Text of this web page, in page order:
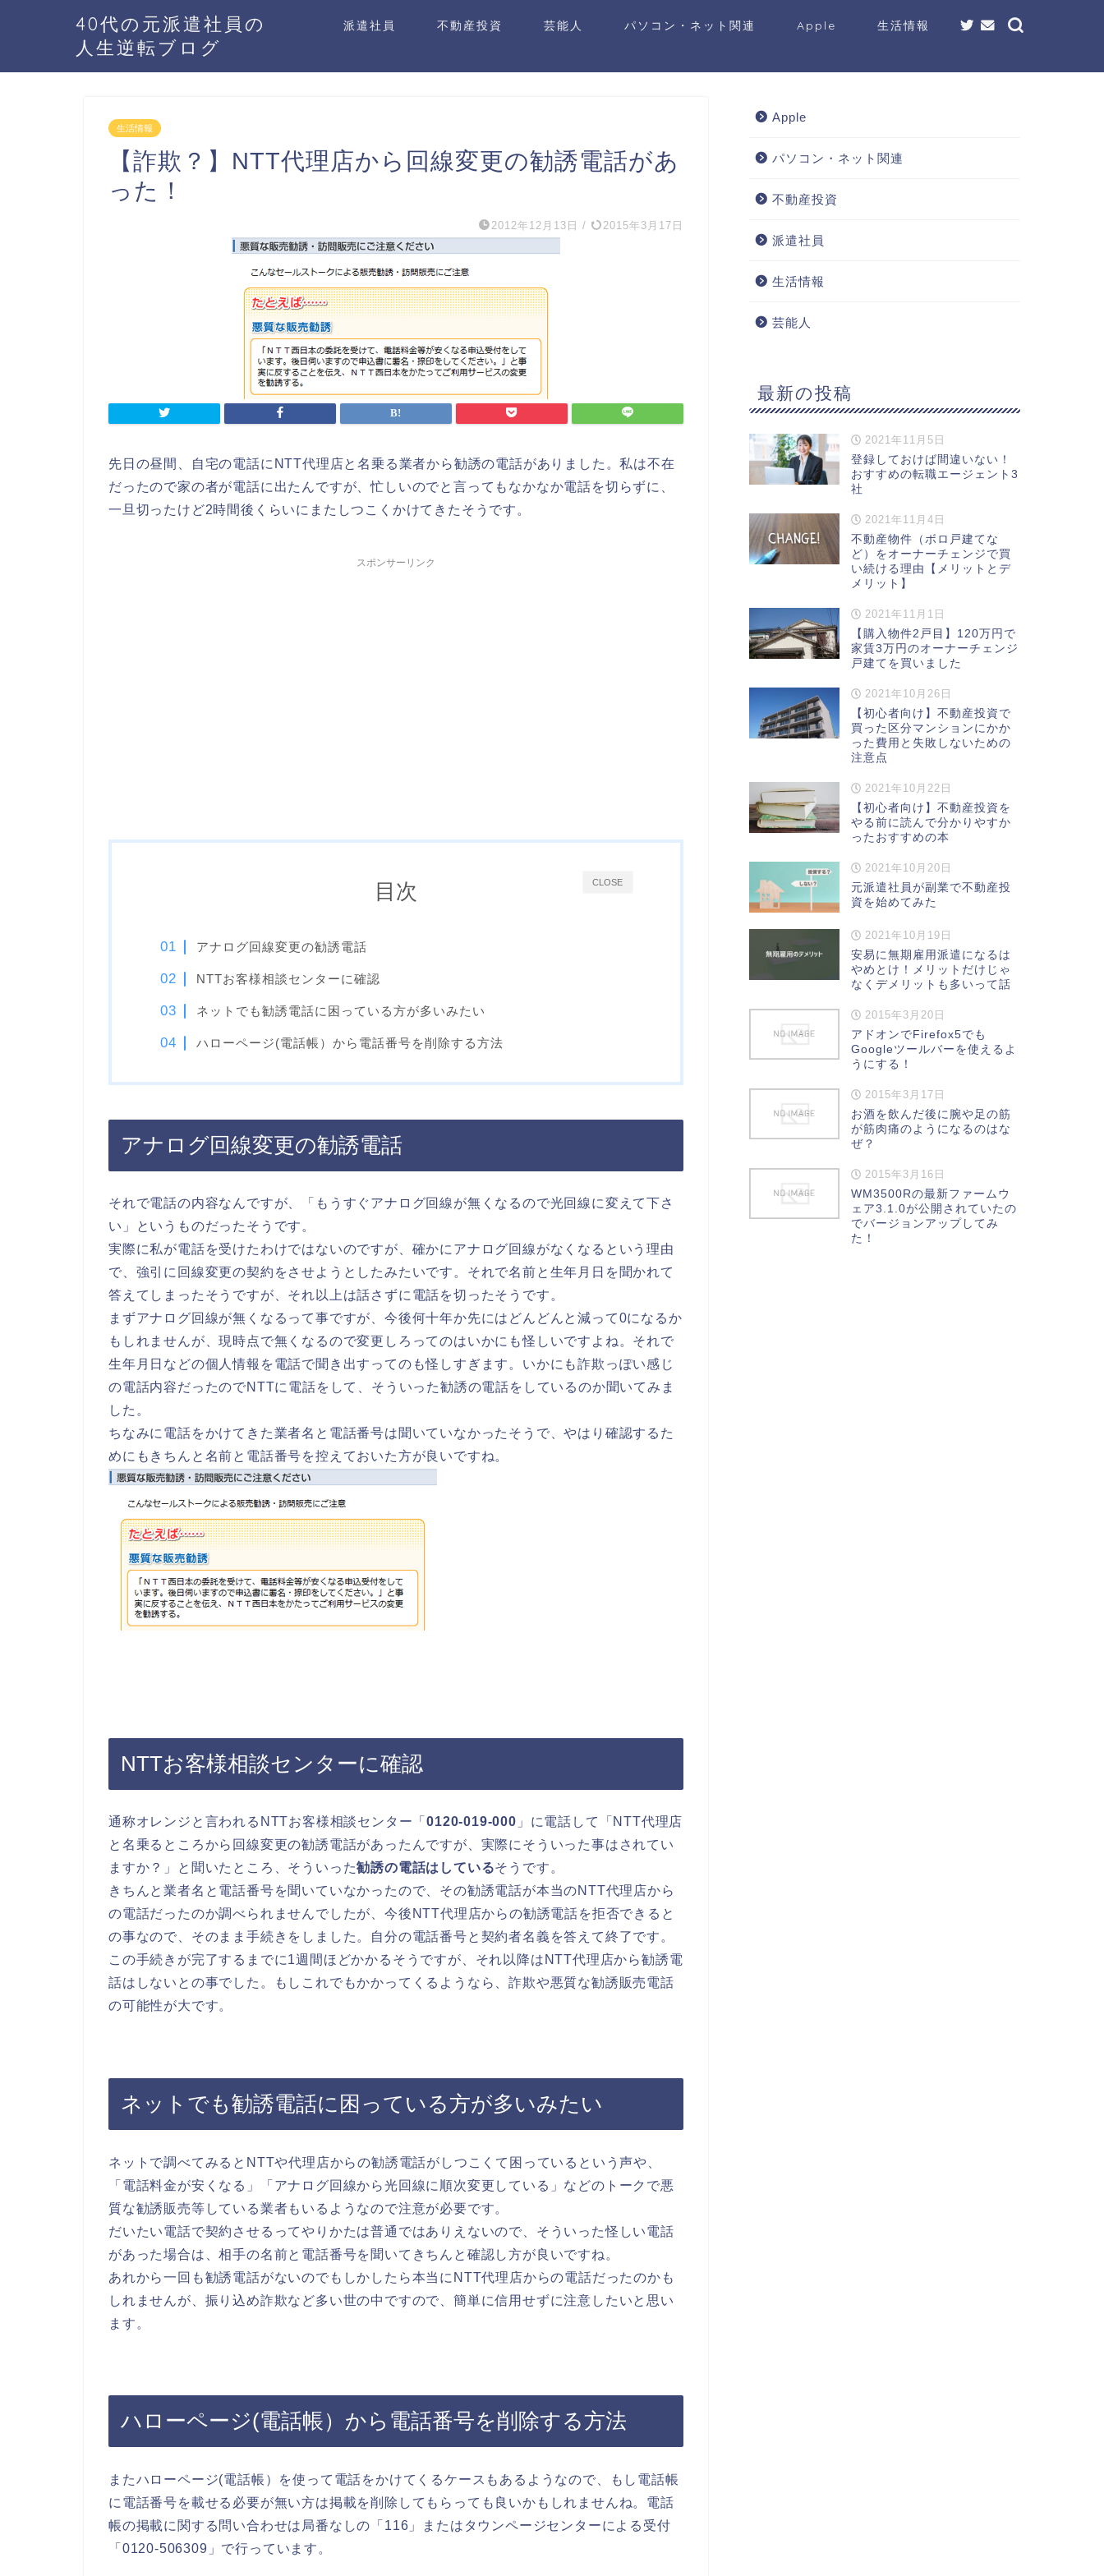
40代の元派遣社員の
人生逆転ブログ
派遣社員 不動産投資 芸能人 パソコン・ネット関連 Apple 生活情報
生活情報
【詐欺？】NTT代理店から回線変更の勧誘電話があ
った！
2012年12月13日 / 2015年3月17日
先日の昼間、自宅の電話にNTT代理店と名乗る業者から勧誘の電話がありました。私は不在
だったので家の者が電話に出たんですが、忙しいのでと言ってもなかなか電話を切らずに、
一旦切ったけど2時間後くらいにまたしつこくかけてきたそうです。
スポンサーリンク
CLOSE
目次
アナログ回線変更の勧誘電話
NTTお客様相談センターに確認
ネットでも勧誘電話に困っている方が多いみたい
ハローページ(電話帳）から電話番号を削除する方法
アナログ回線変更の勧誘電話
それで電話の内容なんですが、「もうすぐアナログ回線が無くなるので光回線に変えて下さ
い」というものだったそうです。
実際に私が電話を受けたわけではないのですが、確かにアナログ回線がなくなるという理由
で、強引に回線変更の契約をさせようとしたみたいです。それで名前と生年月日を聞かれて
答えてしまったそうですが、それ以上は話さずに電話を切ったそうです。
まずアナログ回線が無くなるって事ですが、今後何十年か先にはどんどんと減って0になるか
もしれませんが、現時点で無くなるので変更しろってのはいかにも怪しいですよね。それで
生年月日などの個人情報を電話で聞き出すってのも怪しすぎます。いかにも詐欺っぽい感じ
の電話内容だったのでNTTに電話をして、そういった勧誘の電話をしているのか聞いてみま
した。
ちなみに電話をかけてきた業者名と電話番号は聞いていなかったそうで、やはり確認するた
めにもきちんと名前と電話番号を控えておいた方が良いですね。
NTTお客様相談センターに確認
通称オレンジと言われるNTTお客様相談センター「0120-019-000 」に電話して「NTT代理店
と名乗るところから回線変更の勧誘電話があったんですが、実際にそういった事はされてい
ますか？」と聞いたところ、そういった勧誘の電話はしているそうです。
きちんと業者名と電話番号を聞いていなかったので、その勧誘電話が本当のNTT代理店から
の電話だったのか調べられませんでしたが、今後NTT代理店からの勧誘電話を拒否できると
の事なので、そのまま手続きをしました。自分の電話番号と契約者名義を答えて終了です。
この手続きが完了するまでに1週間ほどかかるそうですが、それ以降はNTT代理店から勧誘電
話はしないとの事でした。もしこれでもかかってくるようなら、詐欺や悪質な勧誘販売電話
の可能性が大です。
ネットでも勧誘電話に困っている方が多いみたい
ネットで調べてみるとNTTや代理店からの勧誘電話がしつこくて困っているという声や、
「電話料金が安くなる」「アナログ回線から光回線に順次変更している」などのトークで悪
質な勧誘販売等している業者もいるようなので注意が必要です。
だいたい電話で契約させるってやりかたは普通ではありえないので、そういった怪しい電話
があった場合は、相手の名前と電話番号を聞いてきちんと確認し方が良いですね。
あれから一回も勧誘電話がないのでもしかしたら本当にNTT代理店からの電話だったのかも
しれませんが、振り込め詐欺など多い世の中ですので、簡単に信用せずに注意したいと思い
ます。
ハローページ(電話帳）から電話番号を削除する方法
またハローページ(電話帳）を使って電話をかけてくるケースもあるようなので、もし電話帳
に電話番号を載せる必要が無い方は掲載を削除してもらっても良いかもしれませんね。電話
帳の掲載に関する問い合わせは局番なしの「116」またはタウンページセンターによる受付
「0120-506309」で行っています。
Apple
パソコン・ネット関連
不動産投資
派遣社員
生活情報
芸能人
最新の投稿
2021年11月5日
登録しておけば間違いない！
おすすめの転職エージェント3
社
2021年11月4日
不動産物件（ボロ戸建てな
ど）をオーナーチェンジで買
い続ける理由【メリットとデ
メリット】
2021年11月1日
【購入物件2戸目】120万円で
家賃3万円のオーナーチェンジ
戸建てを買いました
2021年10月26日
【初心者向け】不動産投資で
買った区分マンションにかか
った費用と失敗しないための
注意点
2021年10月22日
【初心者向け】不動産投資を
やる前に読んで分かりやすか
ったおすすめの本
2021年10月20日
元派遣社員が副業で不動産投
資を始めてみた
2021年10月19日
安易に無期雇用派遣になるは
やめとけ！メリットだけじゃ
なくデメリットも多いって話
2015年3月20日
アドオンでFirefox5でも
Googleツールバーを使えるよ
うにする！
2015年3月17日
お酒を飲んだ後に腕や足の筋
が筋肉痛のようになるのはな
ぜ？
2015年3月16日
WM3500Rの最新ファームウ
ェア3.1.0が公開されていたの
でバージョンアップしてみ
た！